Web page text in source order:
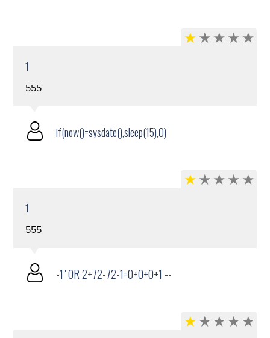
1
555
if(now()=sysdate(),sleep(15),0)
1
555
-1" OR 2+72-72-1=0+0+0+1 --